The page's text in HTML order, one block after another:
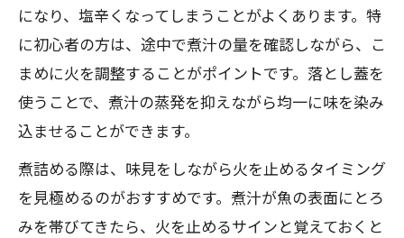
になり、塩辛くなってしまうことがよくあります。特
に初心者の方は、途中で煮汁の量を確認しながら、こ
まめに火を調整することがポイントです。落とし蓋を
使うことで、煮汁の蒸発を抑えながら均一に味を染み
込ませることができます。
煮詰める際は、味見をしながら火を止めるタイミング
を見極めるのがおすすめです。煮汁が魚の表面にとろ
みを帯びてきたら、火を止めるサインと覚えておくと